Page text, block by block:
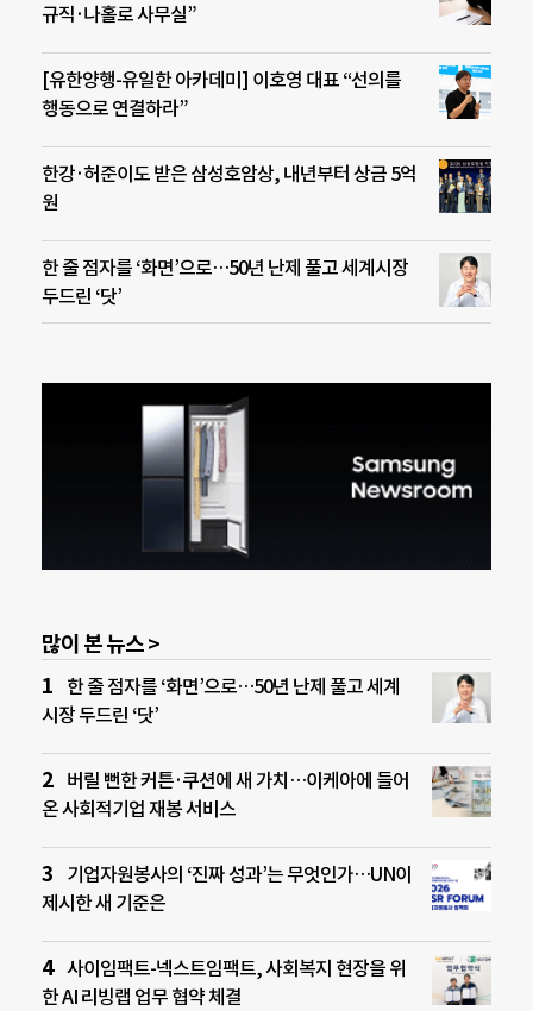
규직·나홀로 사무실”
[유한양행-유일한 아카데미] 이호영 대표 “선의를
행동으로 연결하라”
한강·허준이도 받은 삼성호암상, 내년부터 상금 5억
원
한 줄 점자를 ‘화면’으로…50년 난제 풀고 세계시장
두드린 ‘닷’
많이 본 뉴스 >
한 줄 점자를 ‘화면’으로…50년 난제 풀고 세계
시장 두드린 ‘닷’
버릴 뻔한 커튼·쿠션에 새 가치…이케아에 들어
온 사회적기업 재봉 서비스
기업자원봉사의 ‘진짜 성과’는 무엇인가…UN이
제시한 새 기준은
사이임팩트-넥스트임팩트, 사회복지 현장을 위
한 AI 리빙랩 업무 협약 체결